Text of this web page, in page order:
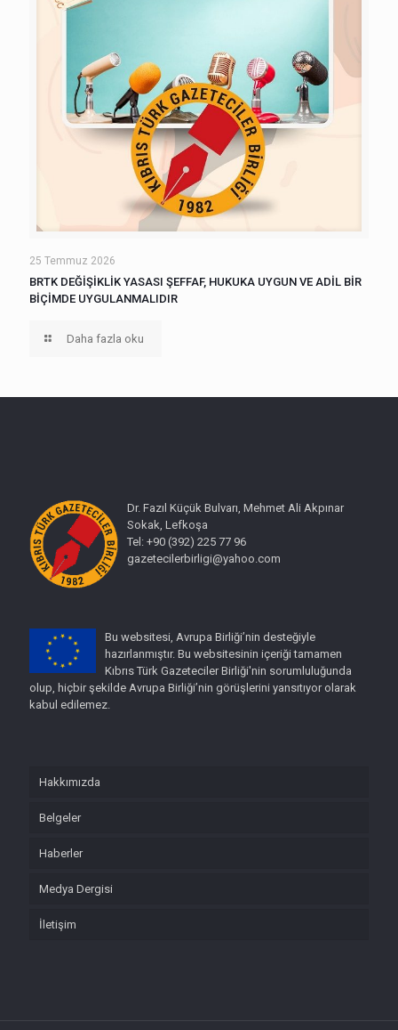
25 Temmuz 2026
BRTK DEĞİŞİKLİK YASASI ŞEFFAF, HUKUKA UYGUN VE ADİL BİR
BİÇİMDE UYGULANMALIDIR
Daha fazla oku
Dr. Fazıl Küçük Bulvarı, Mehmet Ali Akpınar
Sokak, Lefkoşa
Tel: +90 (392) 225 77 96
gazetecilerbirligi@yahoo.com
Bu websitesi, Avrupa Birliği’nin desteğiyle
hazırlanmıştır. Bu websitesinin içeriği tamamen
Kıbrıs Türk Gazeteciler Birliği'nin sorumluluğunda
olup, hiçbir şekilde Avrupa Birliği’nin görüşlerini yansıtıyor olarak
kabul edilemez.
Hakkımızda
Belgeler
Haberler
Medya Dergisi
İletişim